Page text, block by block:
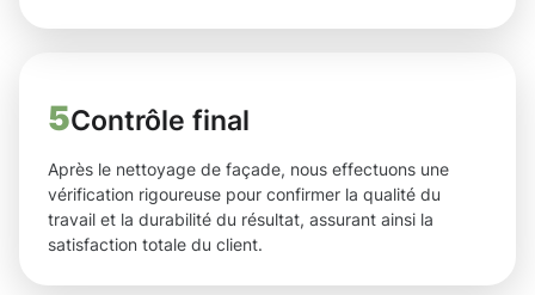
5Contrôle final
Après le nettoyage de façade, nous effectuons une
vérification rigoureuse pour confirmer la qualité du
travail et la durabilité du résultat, assurant ainsi la
satisfaction totale du client.